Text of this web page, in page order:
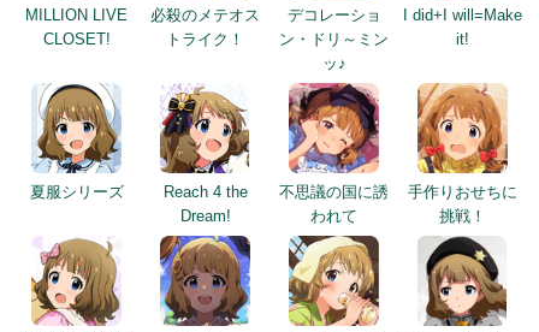
MILLION LIVE
CLOSET!
必殺のメテオス
トライク！
デコレーショ
ン・ドリ～ミン
ッ♪
I did+I will=Make
it!
夏服シリーズ
Reach 4 the
Dream!
不思議の国に誘
われて
手作りおせちに
挑戦！